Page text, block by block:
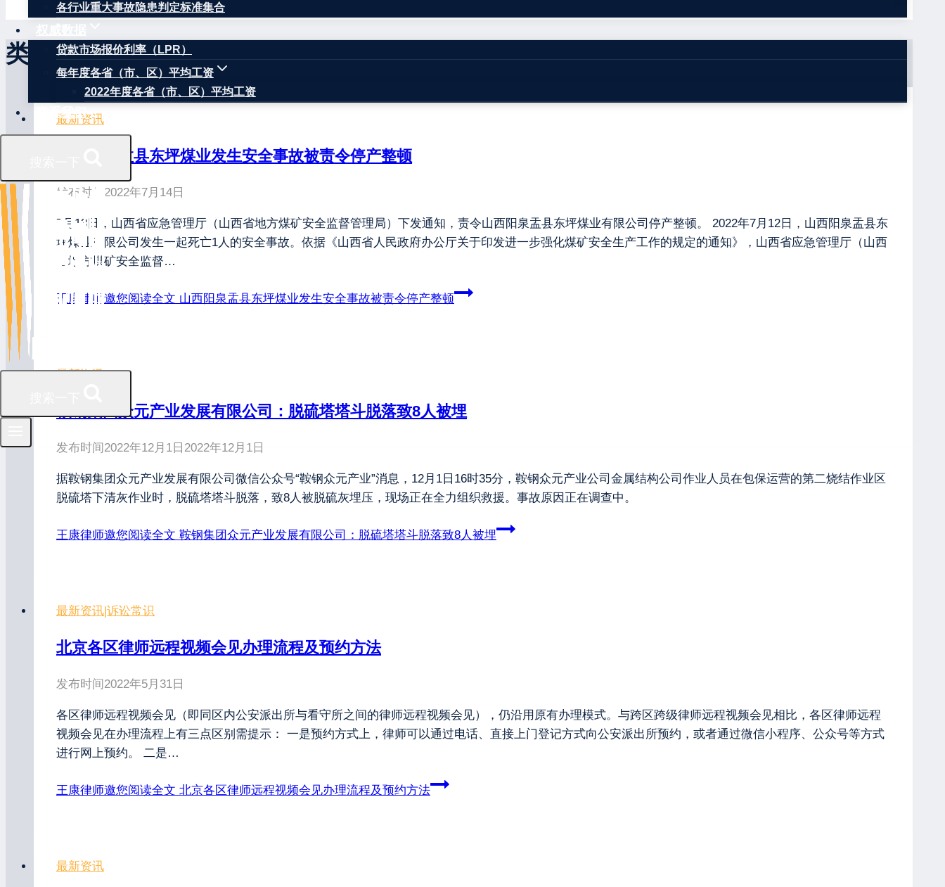
各行业重大事故隐患判定标准集合
贷款市场报价利率（LPR）
每年度各省（市、区）平均工资
2022年度各省（市、区）平均工资
联系我们
类似文章
最新资讯
山西阳泉盂县东坪煤业发生安全事故被责令停产整顿
发布时间 2022年7月14日
7月13日，山西省应急管理厅（山西省地方煤矿安全监督管理局）下发通知，责令山西阳泉盂县东坪煤业有限公司停产整顿。 2022年7月12日，山西阳泉盂县东
坪煤业有限公司发生一起死亡1人的安全事故。依据《山西省人民政府办公厅关于印发进一步强化煤矿安全生产工作的规定的通知》，山西省应急管理厅（山西
省地方煤矿安全监督…
王康律师邀您阅读全文 山西阳泉盂县东坪煤业发生安全事故被责令停产整顿
最新资讯
鞍钢集团众元产业发展有限公司：脱硫塔塔斗脱落致8人被埋
发布时间 2022年12月1日 2022年12月1日
据鞍钢集团众元产业发展有限公司微信公众号“鞍钢众元产业”消息，12月1日16时35分，鞍钢众元产业公司金属结构公司作业人员在包保运营的第二烧结作业区
脱硫塔下清灰作业时，脱硫塔塔斗脱落，致8人被脱硫灰埋压，现场正在全力组织救援。事故原因正在调查中。
王康律师邀您阅读全文 鞍钢集团众元产业发展有限公司：脱硫塔塔斗脱落致8人被埋
最新资讯 诉讼常识
北京各区律师远程视频会见办理流程及预约方法
发布时间 2022年5月31日
各区律师远程视频会见（即同区内公安派出所与看守所之间的律师远程视频会见），仍沿用原有办理模式。与跨区跨级律师远程视频会见相比，各区律师远程
视频会见在办理流程上有三点区别需提示： 一是预约方式上，律师可以通过电话、直接上门登记方式向公安派出所预约，或者通过微信小程序、公众号等方式
进行网上预约。 二是…
王康律师邀您阅读全文 北京各区律师远程视频会见办理流程及预约方法
最新资讯